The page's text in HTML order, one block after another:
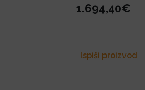
1.694,40€
Ispiši proizvod